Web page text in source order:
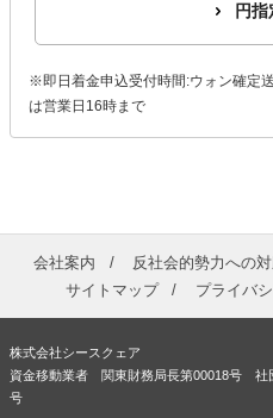
円
※即日着金申込受付時間:ウォン確定
は営業日16時まで
会社案内 反社会的勢力への
サイトマップ
プライバ
株式会社シースクェア
資金移動業者 関東財務局長第00018号 社
号